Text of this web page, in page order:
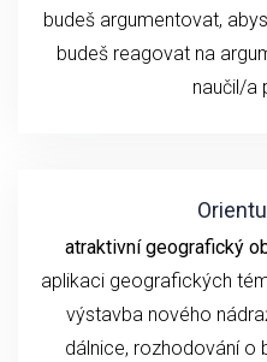
budeš argumentovat,
budeš reagovat na
naučil/a
atraktivní geografický
aplikaci geografických
výstavba nového
dálnice, rozhodování o